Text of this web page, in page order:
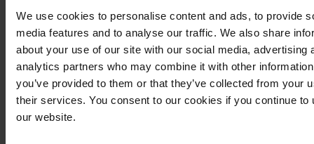
We use cookies to personalise content and ads, to provide
media features and to analyse our traffic. We also share
about your use of our site with our social media, advertising
analytics partners who may combine it with other
you’ve provided to them or that they’ve collected from your
their services. You consent to our cookies if you continue to
our website.
管理经验；之前担任过 Ullevaal 大学医院执行管理部成员
以及埃肯副总裁。
Marianne E. Johnsen 现在在挪威和其他国家担任专业会
员/主席、投资人和律师等多种职务。她是管理咨询和投
资公司 Cascata AS 的创始人和管理合伙人。
她拥有奥斯陆大学法律学位以及布鲁塞尔索尔维商学院工
商管理硕士学位。她自 2019 年起担任董事会成员，当选